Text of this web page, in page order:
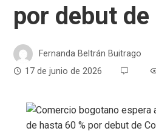
por debut
Fernanda Beltrán Buitrago
17 de junio de 2026